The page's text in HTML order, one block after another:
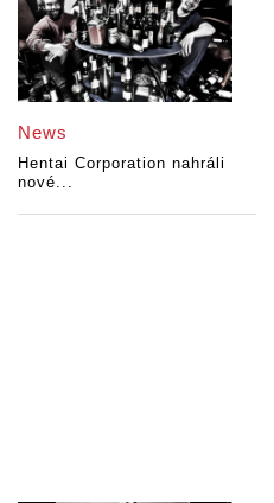
News
Hentai Corporation nahráli
nové...